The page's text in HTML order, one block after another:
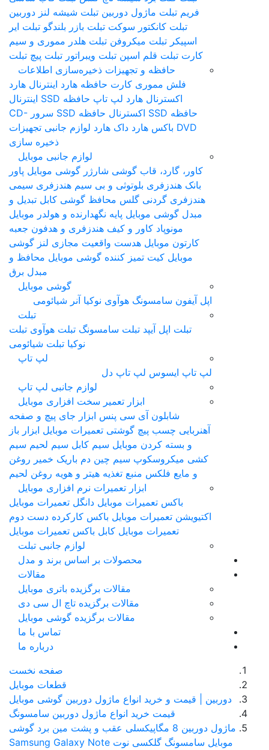
فریم تبلت ماژول دوربین تبلت شیشه لنز دوربین
تبلت کانکتور سوکت تبلت بازر بلندگو تبلت ایر
اسپیکر تبلت میکروفن تبلت هلدر مموری و سیم
کارت تبلت قلم اس‎پن تبلت ویبراتور تبلت پیچ تبلت
حافظه و تجهیزات ذخیره‌سازی اطلاعات
فلش مموری کارت حافظه هارد اینترنال هارد
اکسترنال هارد لپ تاپ حافظه SSD اینترنال
حافظه SSD اکسترنال
حافظه SSD سرور
CD-
DVD باکس هارد داک هارد لوازم جانبی تجهیزات
ذخیره سازی
لوازم جانبی موبایل
کاور، گارد، قاب گوشی شارژر گوشی موبایل پاور
بانک هندزفری بلوتوثی و بی سیم هندزفری سیمی
هندزفری گردنی گلس محافظ گوشی کابل تبدیل و
مبدل گوشی موبایل پایه نگهدارنده و هولدر موبایل
مونوپاد کاور و کیف هندزفری و هدفون جعبه
کارتون موبایل هدست واقعیت مجازی لنز گوشی
موبایل کیت تمیز کننده گوشی موبایل محافظ و
مبدل برق
گوشی موبایل
اپل آیفون سامسونگ هوآوی نوکیا آنر شیائومی
تبلت
تبلت اپل آیپد تبلت سامسونگ تبلت هوآوی تبلت
نوکیا تبلت شیائومی
لپ تاپ
لپ‌ تاپ ایسوس لپ تاپ دل
لوازم جانبی لپ تاپ
ابزار تعمیر سخت افزاری موبایل
شابلون آی سی پنس ابزار جای پیچ و صفحه
آهنربایی چسب پیچ گوشتی تعمیرات موبایل ابزار باز
و بسته کردن موبایل سیم کابل سیم لحیم سیم
کشی ميکروسکوپ سیم چین دم باریک خمیر روغن
و مایع فلکس منبع تغذیه هیتر و هویه روغن لحیم
ابزار تعمیرات نرم افزاری موبایل
باکس تعمیرات موبایل دانگل تعمیرات موبایل
اکتیویشن تعمیرات موبایل باکس کارکرده دست دوم
تعمیرات موبایل کابل باکس تعمیرات موبایل
لوازم جانبی تبلت
محصولات بر اساس برند و مدل
مقالات
مقالات برگزیده باتری موبایل
مقالات برگزیده تاچ ال سی دی
مقالات برگزیده گوشی موبایل
تماس با ما
درباره ما
صفحه نخست
قطعات موبایل
دوربین | قیمت و خرید انواع ماژول دوربین گوشی موبایل
قیمت خرید انواع ماژول دوربین سامسونگ
ماژول دوربین 8 مگاپیکسلی عقب و پشت مین برد گوشی
موبایل سامسونگ گلکسی نوت Samsung Galaxy Note